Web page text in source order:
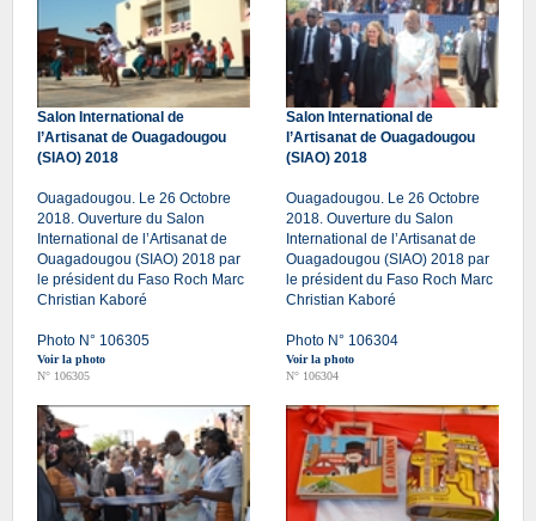
Salon International de
l’Artisanat de Ouagadougou
(SIAO) 2018
Ouagadougou. Le 26 Octobre
2018. Ouverture du Salon
International de l’Artisanat de
Ouagadougou (SIAO) 2018 par
le président du Faso Roch Marc
Christian Kaboré
Photo N° 106305
Voir la photo
N° 106305
Salon International de
l’Artisanat de Ouagadougou
(SIAO) 2018
Ouagadougou. Le 26 Octobre
2018. Ouverture du Salon
International de l’Artisanat de
Ouagadougou (SIAO) 2018 par
le président du Faso Roch Marc
Christian Kaboré
Photo N° 106304
Voir la photo
N° 106304